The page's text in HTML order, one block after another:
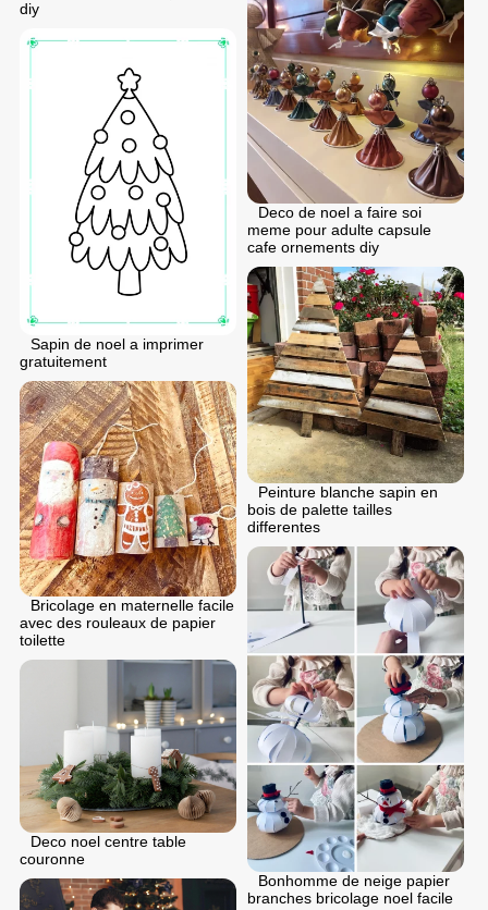
diy
Deco de noel a faire soi
meme pour adulte capsule
cafe ornements diy
Sapin de noel a imprimer
gratuitement
Peinture blanche sapin en
bois de palette tailles
differentes
Bricolage en maternelle facile
avec des rouleaux de papier
toilette
Bonhomme de neige papier
branches bricolage noel facile
Deco noel centre table
couronne